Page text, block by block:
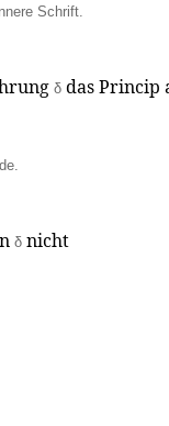
Schrift.
δ das Princip
δ nicht